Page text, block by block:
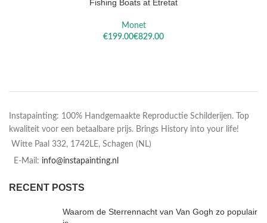
Fishing Boats at Etretat
Monet
€
€
Instapainting: 100% Handgemaakte Reproductie Schilderijen. Top
kwaliteit voor een betaalbare prijs. Brings History into your life!
Witte Paal 332, 1742LE, Schagen (NL)
E-Mail: info@instapainting.nl
RECENT POSTS
Waarom de Sterrennacht van Van Gogh zo populair